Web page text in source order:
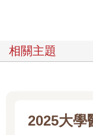
我改造計畫」，你就
屆時，你才會發現，
了。
攀上高峰。關鍵在於
你不需要有好幾萬的
相關主題
2025大學